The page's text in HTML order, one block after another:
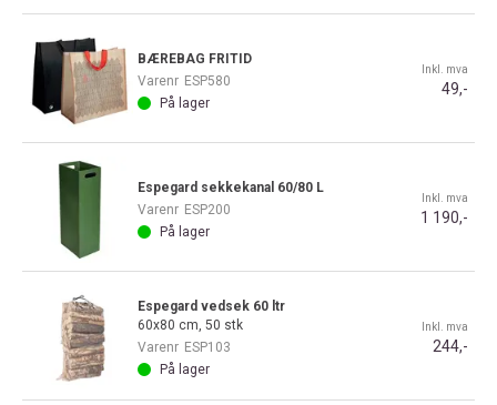
BÆREBAG FRITID
Varenr ESP580
På lager
Inkl. mva
49,-
Espegard sekkekanal 60/80 L
Varenr ESP200
På lager
Inkl. mva
1 190,-
Espegard vedsek 60 ltr
60x80 cm, 50 stk
Varenr ESP103
På lager
Inkl. mva
244,-